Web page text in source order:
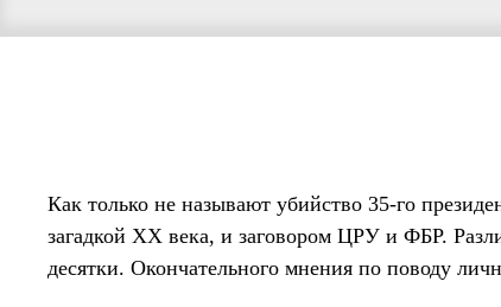
Как только не называют убийство 35-го
загадкой XX века, и заговором ЦРУ и ФБР.
десятки. Окончательного мнения по поводу